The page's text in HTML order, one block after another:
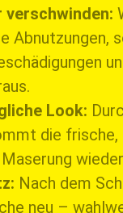
Abnutzungen,
Look:
die frische,
Nach dem
neu –